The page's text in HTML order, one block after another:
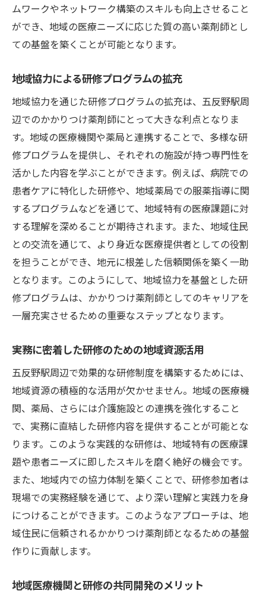
ムワークやネットワーク構築のスキルも向上させること
ができ、地域の医療ニーズに応じた質の高い薬剤師とし
ての基盤を築くことが可能となります。
地域協力による研修プログラムの拡充
地域協力を通じた研修プログラムの拡充は、五反野駅周
辺でのかかりつけ薬剤師にとって大きな利点となりま
す。地域の医療機関や薬局と連携することで、多様な研
修プログラムを提供し、それぞれの施設が持つ専門性を
活かした内容を学ぶことができます。例えば、病院での
患者ケアに特化した研修や、地域薬局での服薬指導に関
するプログラムなどを通じて、地域特有の医療課題に対
する理解を深めることが期待されます。また、地域住民
との交流を通じて、より身近な医療提供者としての役割
を担うことができ、地元に根差した信頼関係を築く一助
となります。このようにして、地域協力を基盤とした研
修プログラムは、かかりつけ薬剤師としてのキャリアを
一層充実させるための重要なステップとなります。
実務に密着した研修のための地域資源活用
五反野駅周辺で効果的な研修制度を構築するためには、
地域資源の積極的な活用が欠かせません。地域の医療機
関、薬局、さらには介護施設との連携を強化すること
で、実務に直結した研修内容を提供することが可能とな
ります。このような実践的な研修は、地域特有の医療課
題や患者ニーズに即したスキルを磨く絶好の機会です。
また、地域内での協力体制を築くことで、研修参加者は
現場での実務経験を通じて、より深い理解と実践力を身
につけることができます。このようなアプローチは、地
域住民に信頼されるかかりつけ薬剤師となるための基盤
作りに貢献します。
地域医療機関と研修の共同開発のメリット